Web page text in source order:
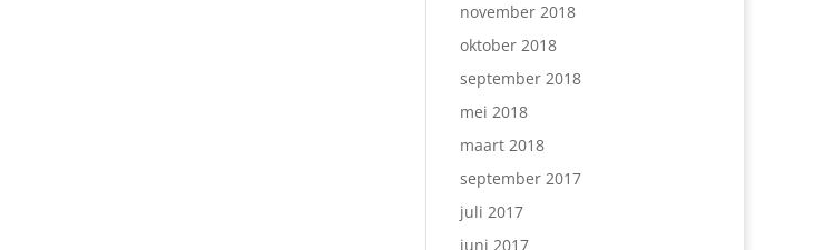
november 2018
oktober 2018
september 2018
mei 2018
maart 2018
september 2017
juli 2017
juni 2017